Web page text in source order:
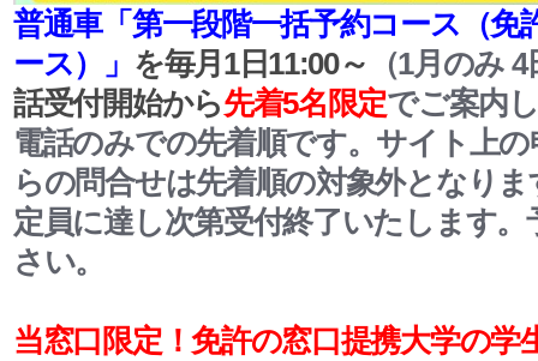
普通車「第一段階一括予約コース（免
ース）」 を毎月1日11:00～ （1月のみ
話受付開始から先着5名限定でご案内
電話のみでの先着順です。サイト上
らの問合せは先着順の対象外となりま
定員に達し次第受付終了いたします
さい。
当窓口限定！免許の窓口提携大学の学